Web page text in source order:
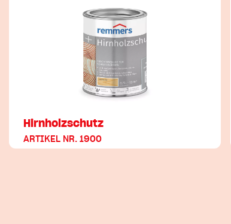
Hirnholzschutz
ARTIKEL NR. 1900